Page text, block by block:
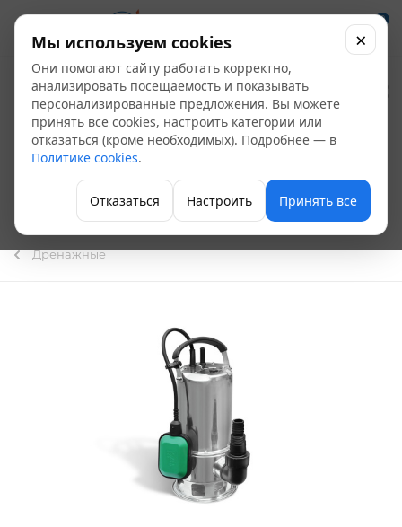
0
Насос дренажный
"Оазис" DN266/11 для
грязной воды
(нержавеющая
сталь)
Дренажные
Мы используем cookies
Они помогают сайту работать корректно,
анализировать посещаемость и показывать
персонализированные предложения. Вы можете
принять все cookies, настроить категории или
отказаться (кроме необходимых). Подробнее — в
Политике cookies.
Отказаться Настроить Принять все
×